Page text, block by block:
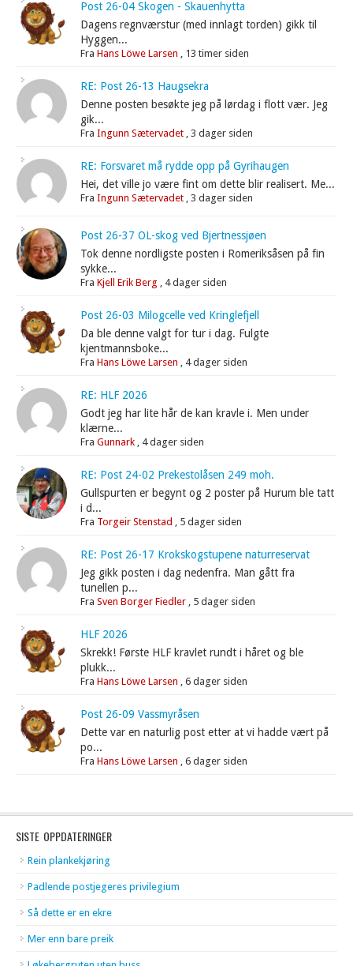
Post 26-04 Skogen - Skauenhytta
Dagens regnværstur (med innlagt torden) gikk til
Hyggen...
FraHans Löwe Larsen , 13 timer siden
RE: Post 26-13 Haugsekra
Denne posten besøkte jeg på lørdag i flott vær. Jeg
gik...
FraIngunn Sætervadet ,3 dager siden
RE: Forsvaret må rydde opp på Gyrihaugen
Hei, det ville jo være fint om dette blir realisert. Me...
FraIngunn Sætervadet ,3 dager siden
Post 26-37 OL-skog ved Bjertnessjøen
Tok denne nordligste posten i Romeriksåsen på fin
sykke...
FraKjell Erik Berg , 4 dager siden
Post 26-03 Milogcelle ved Kringlefjell
Da ble denne valgt for tur i dag. Fulgte
kjentmannsboke...
FraHans Löwe Larsen , 4 dager siden
RE: HLF 2026
Godt jeg har lite hår de kan kravle i. Men under
klærne...
FraGunnark , 4 dager siden
RE: Post 24-02 Prekestolåsen 249 moh.
Gullspurten er begynt og 2 poster på Hurum ble tatt
i d...
Fra Torgeir Stenstad , 5 dager siden
RE: Post 26-17 Krokskogstupene naturreservat
Jeg gikk posten i dag nedenfra. Man gått fra
tunellen p...
FraSven Borger Fiedler , 5 dager siden
HLF 2026
Skrekk! Første HLF kravlet rundt i håret og ble
plukk...
FraHans Löwe Larsen ,6 dager siden
Post 26-09 Vassmyråsen
Dette var en naturlig post etter at vi hadde vært på
po...
FraHans Löwe Larsen ,6 dager siden
SISTE OPPDATERINGER
Rein plankekjøring
Padlende postjegeres privilegium
Så dette er en ekre
Mer enn bare preik